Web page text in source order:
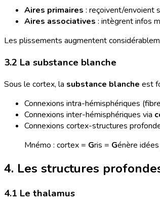
Aires primaires : reçoivent/envoient
Aires associatives : intègrent infos
Les plissements augmentent
3.2 La substance blanche
Sous le cortex, la substance blanche est
Connexions intra-hémisphériques
Connexions inter-hémisphériques via
Connexions cortex-structures
Mnémo : cortex = Gris = Génère
4. Les structures
4.1 Le thalamus